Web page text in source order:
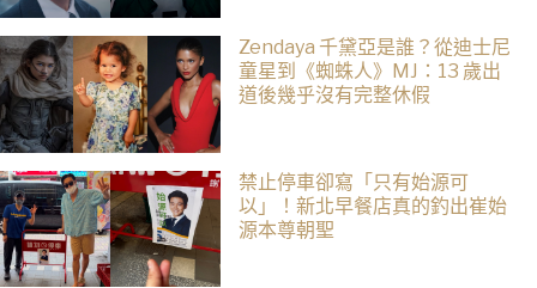
Zendaya 千黛亞是誰？從迪士尼
童星到《蜘蛛人》MJ：13 歲出
道後幾乎沒有完整休假
禁止停車卻寫「只有始源可
以」！新北早餐店真的釣出崔始
源本尊朝聖